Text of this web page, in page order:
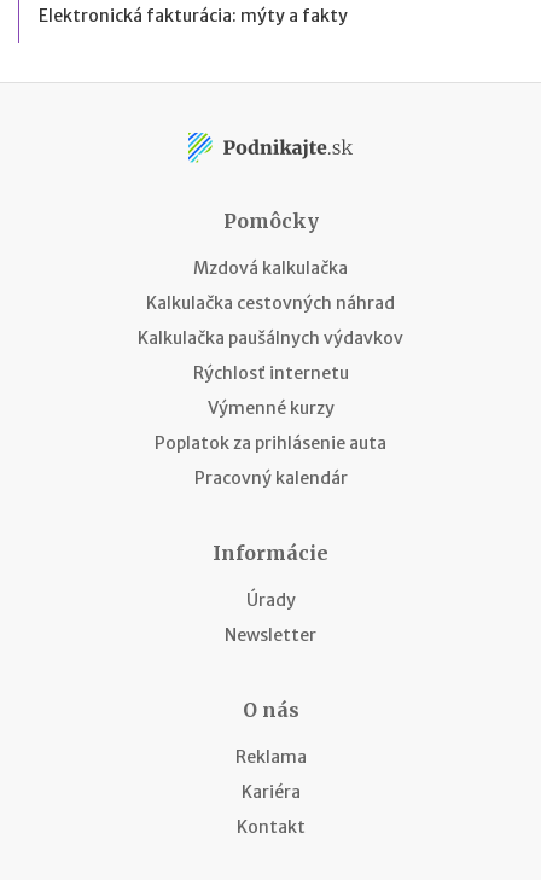
Elektronická fakturácia: mýty a fakty
Pomôcky
Mzdová kalkulačka
Kalkulačka cestovných náhrad
Kalkulačka paušálnych výdavkov
Rýchlosť internetu
Výmenné kurzy
Poplatok za prihlásenie auta
Pracovný kalendár
Informácie
Úrady
Newsletter
O nás
Reklama
Kariéra
Kontakt